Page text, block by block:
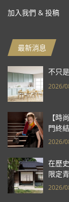
加入我們 & 投稿
最新消息
不只
2026/
【時
門終
報亮眼
2026/
在歷
限定
2026/